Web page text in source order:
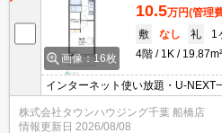
画像：16枚
10.5万円(管理
敷
なし 礼
1
4階
1K 19.87m²
インターネット使い放題・U-NEXT
株式会社タウンハウジング千葉 船橋店
情報更新日 2026/08/08